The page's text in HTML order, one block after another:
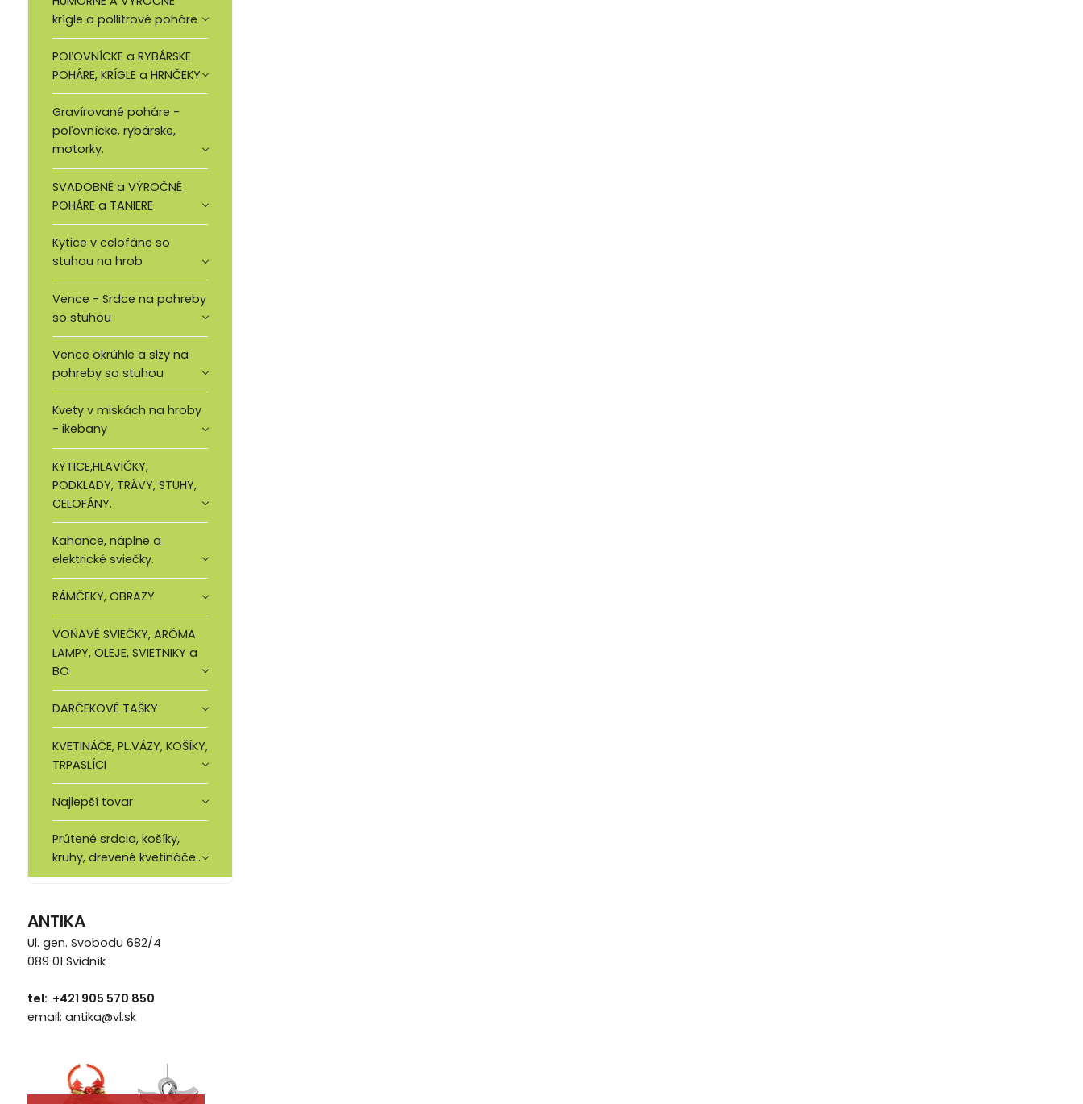
krígle a pollitrové poháre
POĽOVNÍCKE a RYBÁRSKE
POHÁRE, KRÍGLE a HRNČEKY
Gravírované poháre -
poľovnícke, rybárske,
motorky.
SVADOBNÉ a VÝROČNÉ
POHÁRE a TANIERE
Kytice v celofáne so
stuhou na hrob
Vence - Srdce na pohreby
so stuhou
Vence okrúhle a slzy na
pohreby so stuhou
Kvety v miskách na hroby
- ikebany
KYTICE,HLAVIČKY,
PODKLADY, TRÁVY, STUHY,
CELOFÁNY.
Kahance, náplne a
elektrické sviečky.
RÁMČEKY, OBRAZY
VOŇAVÉ SVIEČKY, ARÓMA
LAMPY, OLEJE, SVIETNIKY a
BO
DARČEKOVÉ TAŠKY
KVETINÁČE, PL.VÁZY, KOŠÍKY,
TRPASLÍCI
Najlepší tovar
Prútené srdcia, košíky,
kruhy, drevené kvetináče..
ANTIKA
Ul. gen. Svobodu 682/4
089 01 Svidník
tel: +421 905 570 850
email: antika@vl.sk